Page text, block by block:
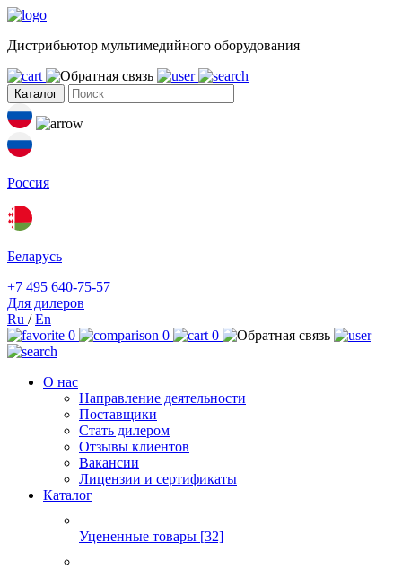
Дистрибьютор мультимедийного оборудования
Каталог
Россия
Беларусь
+7 495 640-75-57
Для дилеров
Ru /En
0
0 0
О нас
Направление деятельности
Поставщики
Стать дилером
Отзывы клиентов
Вакансии
Лицензии и сертификаты
Каталог
Уцененные товары [32]